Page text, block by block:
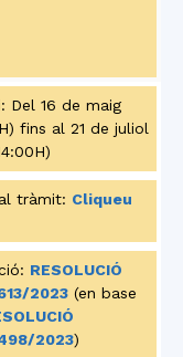
Del 16 de maig
fins al 21 de juliol
tràmit: Cliqueu
RESOLUCIÓ
2023 (en base
2023)